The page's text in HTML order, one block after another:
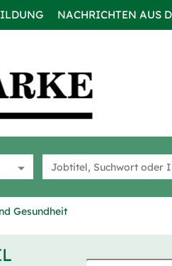
NACHRICHTEN AUS
Gesundheit